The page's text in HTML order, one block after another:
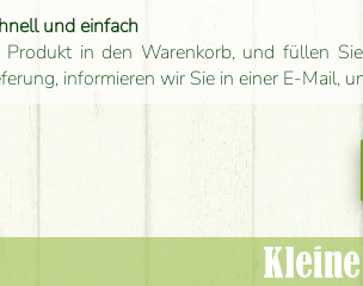
und einfach
in den Warenkorb, und füllen
informieren wir Sie in einer E-Mail,